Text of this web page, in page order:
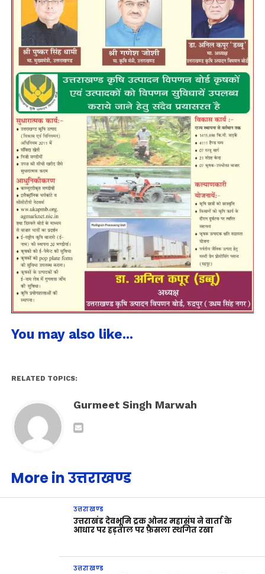
You may also like...
RELATED TOPICS:
Gurmeet Singh Marwah
More in उत्तराखण्ड
उत्तराखण्ड
उत्तराखंड देवभूमि ट्रक ओनर महासंघ ने वार्ता के
आधार पर हड़ताल पर फ़ैसला स्थगित रखा
उत्तराखण्ड